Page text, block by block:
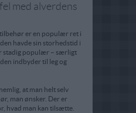
med alverdens
er en populær ret i
havde sin storhedstid i
stadig populær – særligt
indbyder til leg og
at man helt selv
man ønsker. Der er
hvad man kan tilsætte.